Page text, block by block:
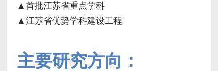
▲ 首批江苏省重点学科
▲ 江苏省优势学科建设工程
主要研究方向：